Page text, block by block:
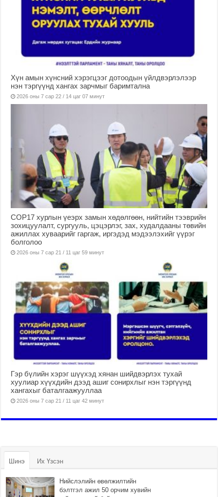
Хүн амын хүнсний хэрэгцээг дотоодын үйлдвэрлэлээр
нэн тэргүүнд хангах зарчмыг баримтална
2026 оны 7 сар 22 / 14 цаг 07 минут
COP17 хурлын үеэрх замын хөдөлгөөн, нийтийн тээврийн
зохицуулалт, сургууль, цэцэрлэг, зах, худалдааны төвийн
ажиллах хуваарийг гаргаж, иргэдэд мэдээлэхийг үүрэг
болголоо
2026 оны 7 сар 21 / 11 цаг 59 минут
Гэр бүлийн хэрэг шүүхэд хянан шийдвэрлэх тухай
хуулиар хүүхдийн дээд ашиг сонирхлыг нэн тэргүүнд
хангахыг баталгаажууллаа
2026 оны 7 сар 21 / 11 цаг 42 минут
Шинэ Их Үзсэн
Нийслэлийн өвөлжилтийн
бэлтгэл ажил 50 орчим хувийн